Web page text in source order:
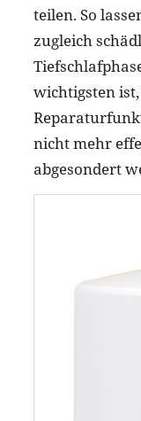
teilen. So
zugleich
wichtigsten
nicht mehr
abgesondert